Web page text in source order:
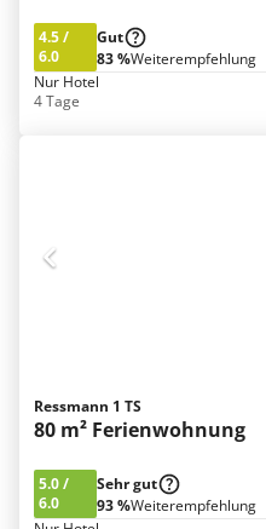
4.5/
6.0
Gut
83 %Weiterempfehlung
Nur Hotel
4 Tage
Ressmann 1 TS
80 m² Ferienwohnung
5.0/
6.0
Sehr gut
93 %Weiterempfehlung